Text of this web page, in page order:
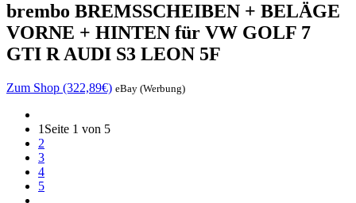
brembo BREMSSCHEIBEN + BELÄGE
VORNE + HINTEN für VW GOLF 7
GTI R AUDI S3 LEON 5F
Zum Shop (322,89€) eBay (Werbung)
1 Seite 1 von 5
2
3
4
5